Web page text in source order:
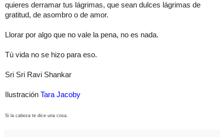
quieres derramar tus lágrimas, que sean dulces lágrimas de
gratitud, de asombro o de amor.
Llorar por algo que no vale la pena, no es nada.
Tú vida no se hizo para eso.
Sri Sri Ravi Shankar
Ilustración Tara Jacoby
Si la cabeza te dice una cosa.